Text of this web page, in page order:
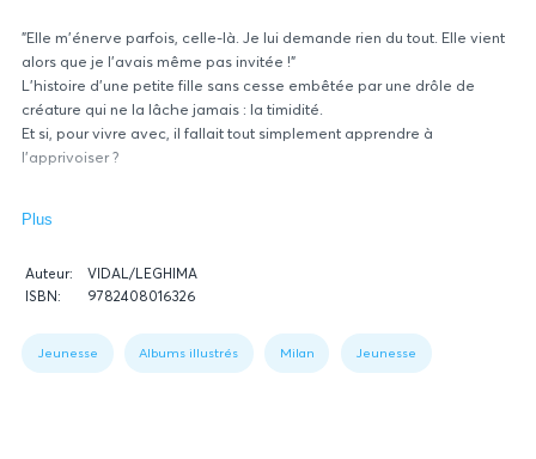
"Elle m'énerve parfois, celle-là. Je lui demande rien du tout. Elle vient
alors que je l'avais même pas invitée !"
L'histoire d'une petite fille sans cesse embêtée par une drôle de
créature qui ne la lâche jamais : la timidité.
Et si, pour vivre avec, il fallait tout simplement apprendre à
l'apprivoiser ?
Plus
Données
du
Auteur:
VIDAL/LEGHIMA
ISBN:
9782408016326
1:
Book
Jeunesse Albums illustrés Milan Jeunesse